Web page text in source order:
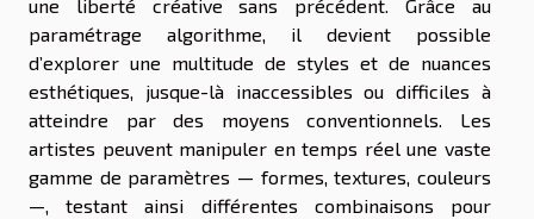
une liberté créative sans précédent. Grâce au
paramétrage algorithme, il devient possible
d’explorer une multitude de styles et de nuances
esthétiques, jusque-là inaccessibles ou difficiles à
atteindre par des moyens conventionnels. Les
artistes peuvent manipuler en temps réel une vaste
gamme de paramètres — formes, textures, couleurs
—, testant ainsi différentes combinaisons pour